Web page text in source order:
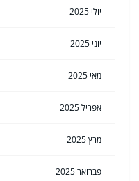
יולי 2025
יוני 2025
מאי 2025
אפריל 2025
מרץ 2025
פברואר 2025